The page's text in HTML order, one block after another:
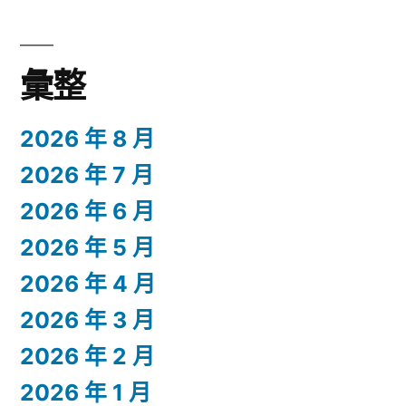
彙整
2026 年 8 月
2026 年 7 月
2026 年 6 月
2026 年 5 月
2026 年 4 月
2026 年 3 月
2026 年 2 月
2026 年 1 月